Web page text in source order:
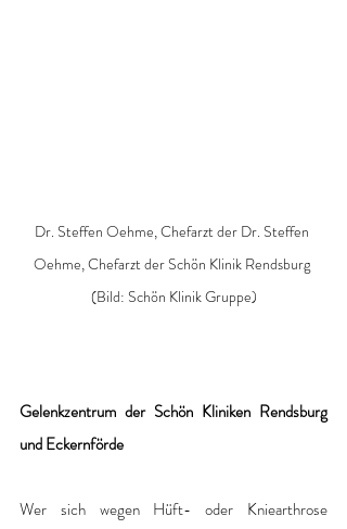
Dr. Steffen Oehme, Chefarzt der Dr. Steffen
Oehme, Chefarzt der Schön Klinik Rendsburg
(Bild: Schön Klinik Gruppe)
Gelenkzentrum der Schön Kliniken Rendsburg
und Eckernförde
Wer sich wegen Hüft- oder Kniearthrose